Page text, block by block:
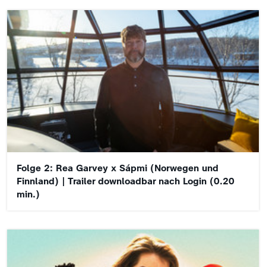
Folge 2: Rea Garvey x Sápmi (Norwegen und
Finnland) | Trailer downloadbar nach Login (0.20
min.)